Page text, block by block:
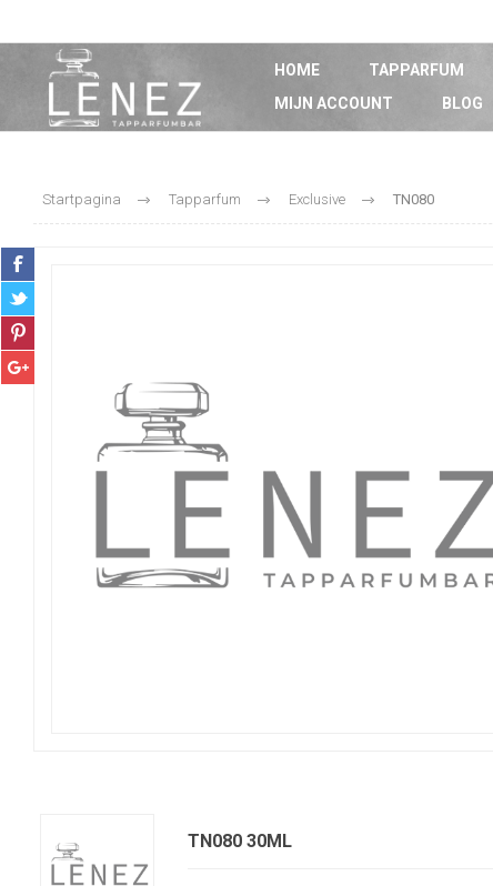
HOME TAPPARFUM
MIJN ACCOUNT
BLOG
Startpagina Tapparfum Exclusive TN080
TN080 30ML